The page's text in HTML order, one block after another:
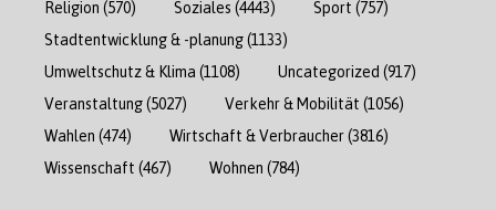
Religion (570) Soziales (4443) Sport (757)
Stadtentwicklung & -planung(1133)
Umweltschutz & Klima (1108) Uncategorized (917)
Veranstaltung(5027) Verkehr & Mobilität (1056)
Wahlen (474) Wirtschaft & Verbraucher(3816)
Wissenschaft (467) Wohnen (784)